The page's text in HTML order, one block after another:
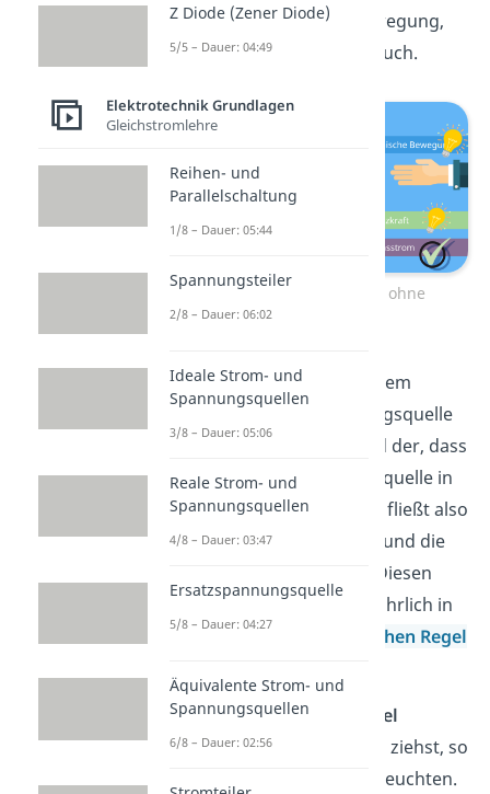
wie eine mechanische Bewegung,
gezeigt im folgenden Versuch.
Leiterschaukelversuch – ohne
Spannungsquelle
Im Vergleich zum vorherigem
Aufbau mit einer Spannungsquelle
ist der einzige Unterschied der, dass
sich nun keine Spannungsquelle in
der Schaltung befindet. Es fließt also
ohne weiteres kein Strom und die
Glühbirne leuchtet nicht. Diesen
Versuch haben auch ausführlich in
unserem Video zur
Lenzschen Regel
Wenn du dieLeiterschaukel
beispielsweise nach rechts ziehst, so
fängt die Glühbirne an zu leuchten.
Z Diode (Zener Diode)
5/5 – Dauer: 04:49
Elektrotechnik Grundlagen
Gleichstromlehre
Reihen- und
Parallelschaltung
1/8 – Dauer: 05:44
Spannungsteiler
2/8 – Dauer: 06:02
Ideale Strom- und
Spannungsquellen
3/8 – Dauer: 05:06
Reale Strom- und
Spannungsquellen
4/8 – Dauer: 03:47
Ersatzspannungsquelle
5/8 – Dauer: 04:27
Äquivalente Strom- und
Spannungsquellen
6/8 – Dauer: 02:56